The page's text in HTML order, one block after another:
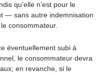
qu’elle n’est pour le
— sans autre indemnisation
consommateur.
éventuellement subi à
le consommateur devra
en revanche, si le